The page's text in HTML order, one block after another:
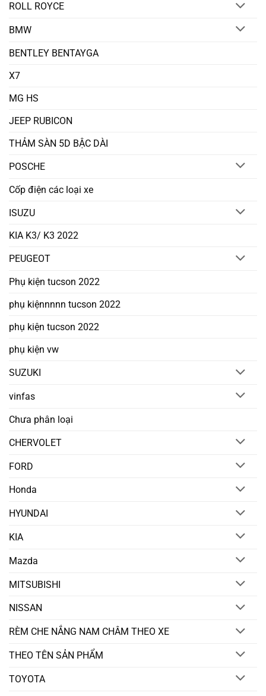
ROLL ROYCE
BMW
BENTLEY BENTAYGA
X7
MG HS
JEEP RUBICON
THẢM SÀN 5D BẬC DÀI
POSCHE
Cốp điện các loại xe
ISUZU
KIA K3/ K3 2022
PEUGEOT
Phụ kiện tucson 2022
phụ kiệnnnnn tucson 2022
phụ kiện tucson 2022
phụ kiện vw
SUZUKI
vinfas
Chưa phân loại
CHERVOLET
FORD
Honda
HYUNDAI
KIA
Mazda
MITSUBISHI
NISSAN
RÈM CHE NẮNG NAM CHÂM THEO XE
THEO TÊN SẢN PHẨM
TOYOTA